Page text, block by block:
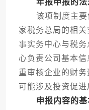
年报申报的
该项制度主要
家税务总局的相
事实务中心与税
心负责公司基本
重审核企业的财
可能涉及投资促进
申报内容的